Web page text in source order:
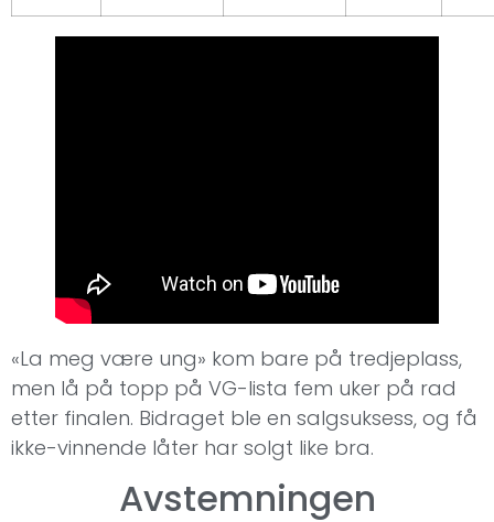
«La meg være ung» kom bare på tredjeplass,
men lå på topp på VG-lista fem uker på rad
etter finalen. Bidraget ble en salgsuksess, og få
ikke-vinnende låter har solgt like bra.
Avstemningen